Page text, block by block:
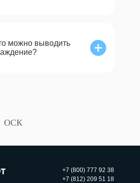
можно выводить
ОСК
+7 (800) 777 92 38
+7 (812) 209 51 18